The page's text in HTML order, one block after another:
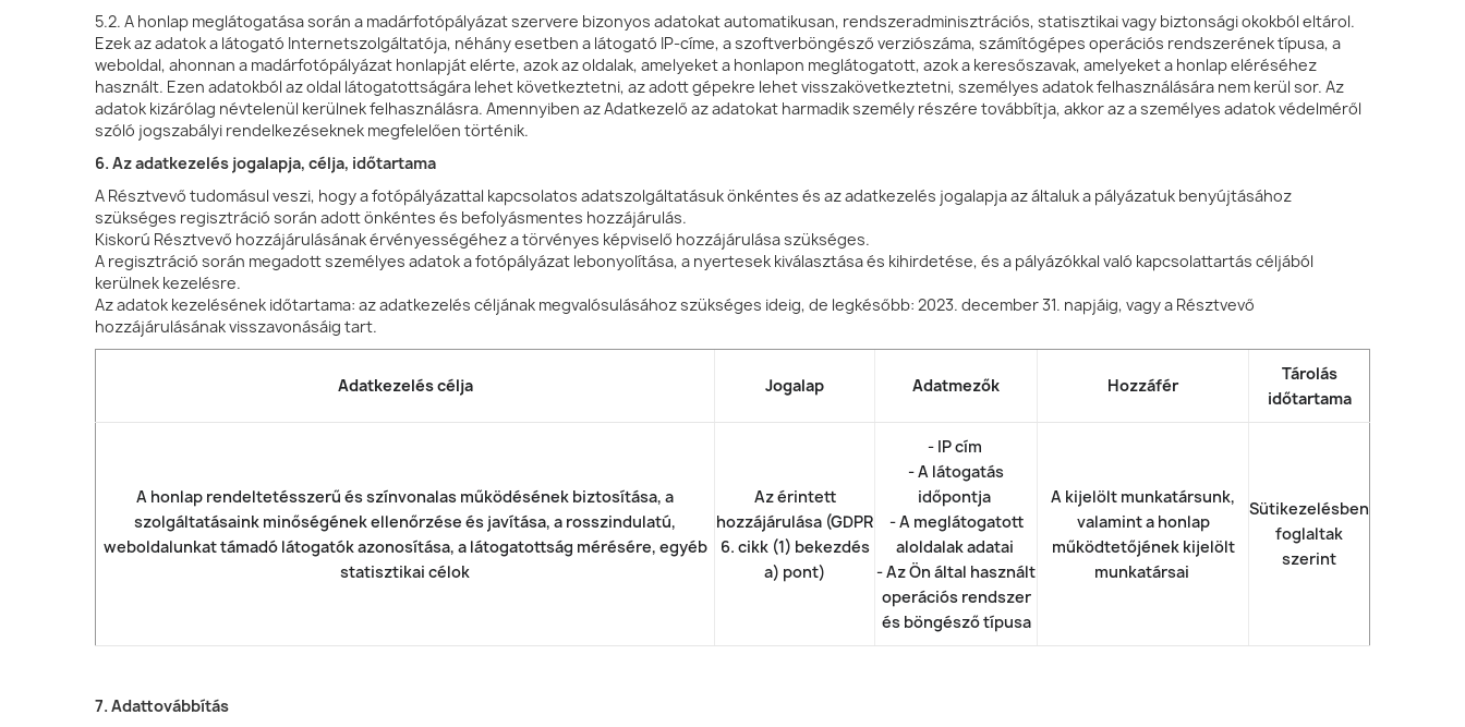
5.2. A honlap meglátogatása során a madárfotópályázat szervere bizonyos adatokat automatikusan, rendszeradminisztrációs, statisztikai vagy biztonsági okokból eltárol.
Ezek az adatok a látogató Internetszolgáltatója, néhány esetben a látogató IP-címe, a szoftverböngésző verziószáma, számítógépes operációs rendszerének típusa, a
weboldal, ahonnan a madárfotópályázat honlapját elérte, azok az oldalak, amelyeket a honlapon meglátogatott, azok a keresőszavak, amelyeket a honlap eléréséhez
használt. Ezen adatokból az oldal látogatottságára lehet következtetni, az adott gépekre lehet visszakövetkeztetni, személyes adatok felhasználására nem kerül sor. Az
adatok kizárólag névtelenül kerülnek felhasználásra. Amennyiben az Adatkezelő az adatokat harmadik személy részére továbbítja, akkor az a személyes adatok védelméről
szóló jogszabályi rendelkezéseknek megfelelően történik.
6. Az adatkezelés jogalapja, célja, időtartama
A Résztvevő tudomásul veszi, hogy a fotópályázattal kapcsolatos adatszolgáltatásuk önkéntes és az adatkezelés jogalapja az általuk a pályázatuk benyújtásához
szükséges regisztráció során adott önkéntes és befolyásmentes hozzájárulás.
Kiskorú Résztvevő hozzájárulásának érvényességéhez a törvényes képviselő hozzájárulása szükséges.
A regisztráció során megadott személyes adatok a fotópályázat lebonyolítása, a nyertesek kiválasztása és kihirdetése, és a pályázókkal való kapcsolattartás céljából
kerülnek kezelésre.
Az adatok kezelésének időtartama: az adatkezelés céljának megvalósulásához szükséges ideig, de legkésőbb: 2023. december 31. napjáig, vagy a Résztvevő
hozzájárulásának visszavonásáig tart.
Adatkezelés célja Jogalap Adatmezők Hozzáfér
Tárolás
időtartama
A honlap rendeltetésszerű és színvonalas működésének biztosítása, a
szolgáltatásaink minőségének ellenőrzése és javítása, a rosszindulatú,
weboldalunkat támadó látogatók azonosítása, a látogatottság mérésére, egyéb
statisztikai célok
Az érintett
hozzájárulása (GDPR
6. cikk (1) bekezdés
a) pont)
- IP cím
- A látogatás
időpontja
- A meglátogatott
aloldalak adatai
- Az Ön által használt
operációs rendszer
és böngésző típusa
A kijelölt munkatársunk,
valamint a honlap
működtetőjének kijelölt
munkatársai
Sütikezelésben
foglaltak
szerint
7. Adattovábbítás